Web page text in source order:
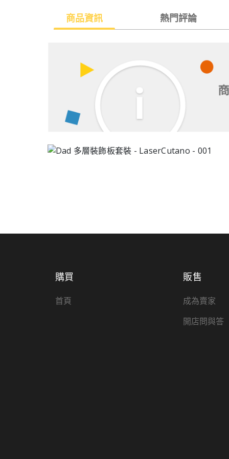
商品資訊 熱門評論
購買
首頁
販售
成為賣家
開店問與答